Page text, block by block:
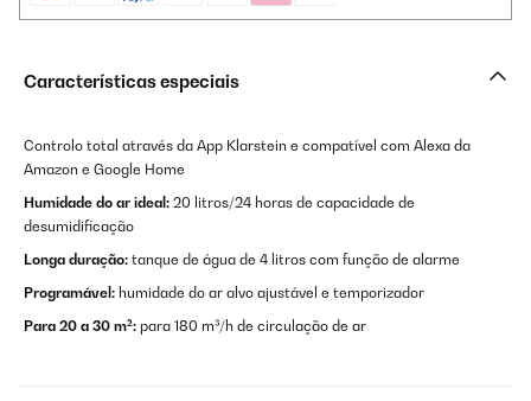
Características especiais
Controlo total através da App Klarstein e compatível com Alexa da
Amazon e Google Home
Humidade do ar ideal: 20 litros/24 horas de capacidade de
desumidificação
Longa duração: tanque de água de 4 litros com função de alarme
Programável: humidade do ar alvo ajustável e temporizador
Para 20 a 30 m²: para 180 m³/h de circulação de ar